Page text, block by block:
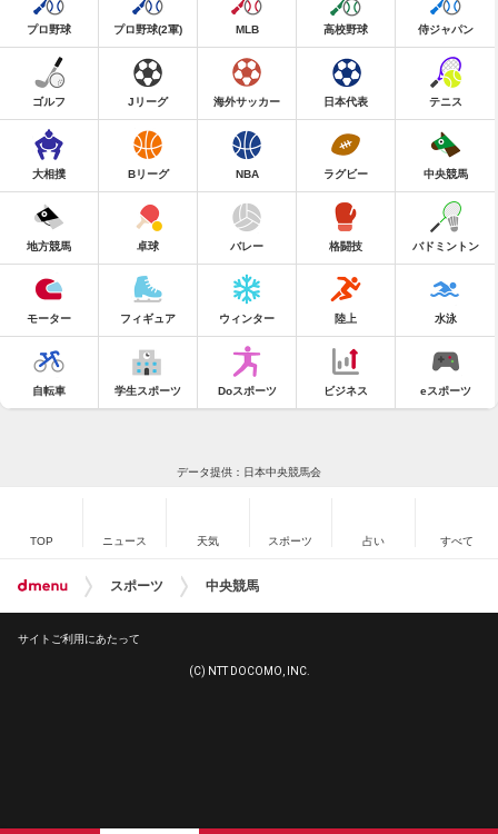
プロ野球 プロ野球(2軍) MLB 高校野球 侍ジャパン
ゴルフ Jリーグ 海外サッカー 日本代表 テニス
大相撲 Bリーグ NBA ラグビー 中央競馬
地方競馬 卓球 バレー 格闘技 バドミントン
モーター フィギュア ウィンター 陸上 水泳
自転車 学生スポーツ Doスポーツ ビジネス eスポーツ
データ提供：日本中央競馬会
TOP ニュース 天気 スポーツ 占い すべて
スポーツ 中央競馬
サイトご利用にあたって
(C) NTT DOCOMO, INC.